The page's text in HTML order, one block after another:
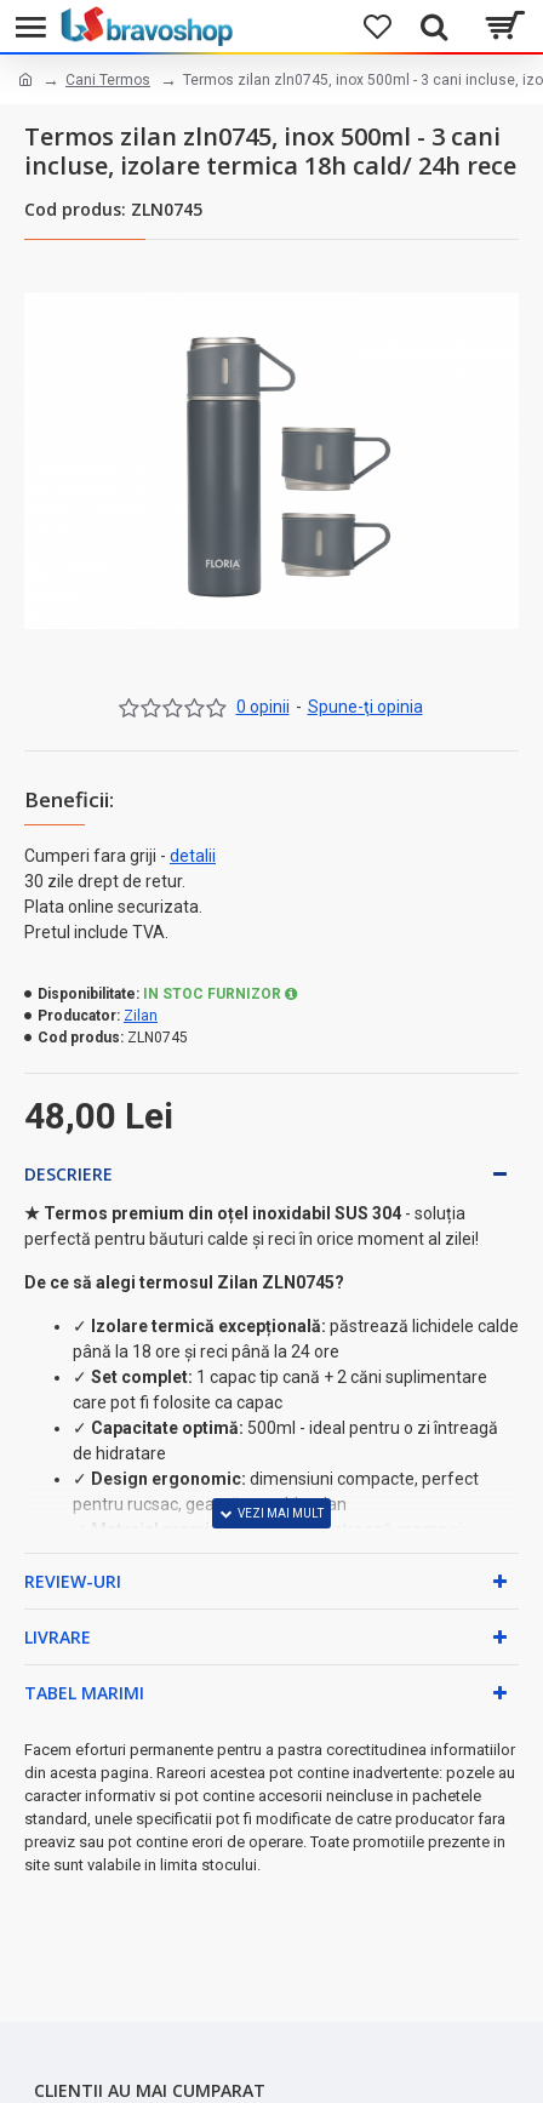
Cani Termos Termos zilan zln0745, inox 500ml - 3 cani incluse,
Termos zilan zln0745, inox 500ml - 3 cani
incluse, izolare termica 18h cald/ 24h rece
Cod produs: ZLN0745
Beneficii:
Cumperi fara griji - detalii
30 zile drept de retur.
Plata online securizata.
Pretul include TVA.
0 opinii - Spune-ţi opinia
48,00 Lei
Disponibilitate:
IN STOC FURNIZOR
Producator: Zilan
Cod produs: ZLN0745
DESCRIERE
★ Termos premium din oțel inoxidabil SUS 304 - soluția
perfectă pentru băuturi calde și reci în orice moment al zilei!
De ce să alegi termosul Zilan ZLN0745?
✓ Izolare termică excepțională: păstrează lichidele calde
până la 18 ore și reci până la 24 ore
✓ Set complet: 1 capac tip cană + 2 căni suplimentare
care pot fi folosite ca capac
✓ Capacitate optimă: 500ml - ideal pentru o zi întreagă
de hidratare
✓ Design ergonomic: dimensiuni compacte, perfect
pentru rucsac, geantă sau ghiozdan
Material premium SUS 304:păstrează aroma și
⚡ Beneficii practice:
• Ușor de curățat și întreținut
• Transport confortabil oriunde
Perfect pentru:birou, școală, călătorii, drumeții, sport sau acasă.
Indiferent dacă preferi cafeaua de dimineață sau apa rece de
vară, acest termos îți garantează temperatura perfectă!
➤Investiție inteligentăîn hidratarea ta zilnică - raport calitate-
preț excepțional!
REVIEW-URI
LIVRARE
TABEL MARIMI
Facem eforturi permanente pentru a pastra corectitudinea informatiilor
din acesta pagina. Rareori acestea pot contine inadvertente: pozele au
caracter informativ si pot contine accesorii neincluse in pachetele
standard, unele specificatii pot fi modificate de catre producator fara
preaviz sau pot contine erori de operare. Toate promotiile prezente in
site sunt valabile in limita stocului.
CLIENTII AU MAI CUMPARAT